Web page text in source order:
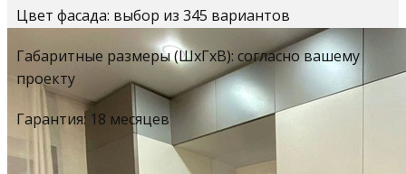
Цвет фасада: выбор из 345 вариантов
Габаритные размеры (ШхГхВ): согласно вашему
проекту
Гарантия: 18 месяцев